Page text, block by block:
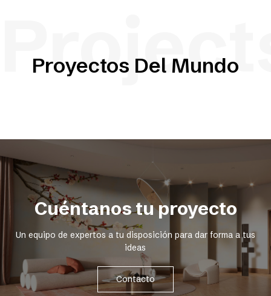
Proyectos Del Mundo
Cuéntanos tu proyecto
Un equipo de expertos a tu disposición para dar forma a tus
ideas
Contacto